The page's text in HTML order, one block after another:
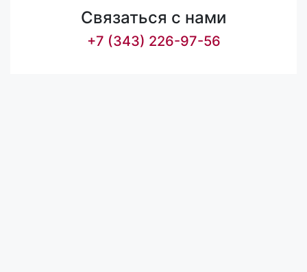
Связаться с нами
+7 (343) 226-97-56